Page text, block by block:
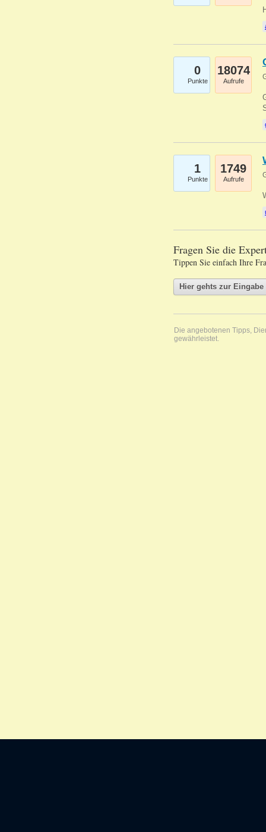
0
Punkte
18074
Aufrufe
1
Punkte
1749
Aufrufe
Fragen Sie die
Tippen Sie einfach Ihre
Die angebotenen Tipps,
gewährleistet.